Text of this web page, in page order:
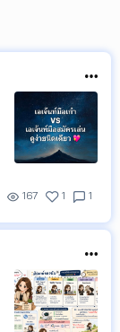
167 1 1